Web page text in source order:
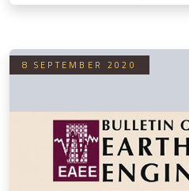
8 SEPTEMBER 2020